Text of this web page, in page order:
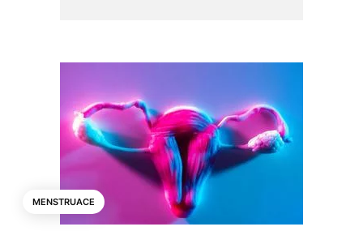
MENSTRUACE